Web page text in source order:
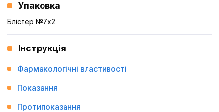
Упаковка
Блістер №7x2
Інструкція
Фармакологічні властивості
Показання
Протипоказання